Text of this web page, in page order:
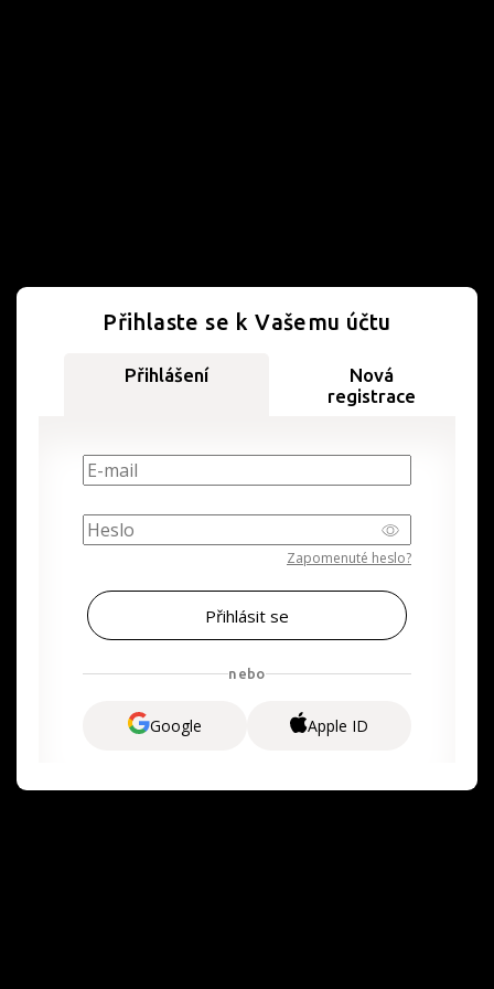
Přihlaste se k Vašemu účtu
Přihlášení
Nová
registrace
Zapomenuté heslo?
nebo
Google Apple ID